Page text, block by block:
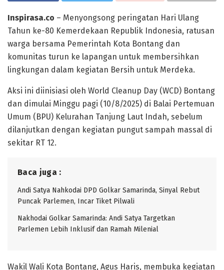
Inspirasa.co – Menyongsong peringatan Hari Ulang
Tahun ke-80 Kemerdekaan Republik Indonesia, ratusan
warga bersama Pemerintah Kota Bontang dan
komunitas turun ke lapangan untuk membersihkan
lingkungan dalam kegiatan Bersih untuk Merdeka.
Aksi ini diinisiasi oleh World Cleanup Day (WCD) Bontang
dan dimulai Minggu pagi (10/8/2025) di Balai Pertemuan
Umum (BPU) Kelurahan Tanjung Laut Indah, sebelum
dilanjutkan dengan kegiatan pungut sampah massal di
sekitar RT 12.
Baca juga :
Andi Satya Nahkodai DPD Golkar Samarinda, Sinyal Rebut
Puncak Parlemen, Incar Tiket Pilwali
Nakhodai Golkar Samarinda: Andi Satya Targetkan
Parlemen Lebih Inklusif dan Ramah Milenial
Wakil Wali Kota Bontang, Agus Haris, membuka kegiatan